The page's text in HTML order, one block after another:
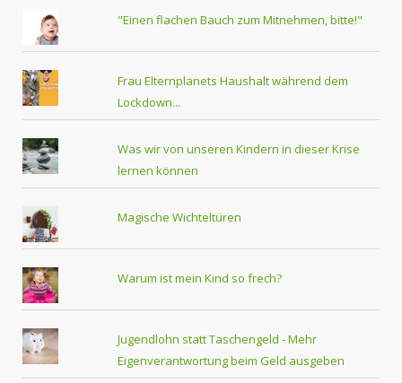
"Einen flachen Bauch zum Mitnehmen, bitte!"
Frau Elternplanets Haushalt während dem
Lockdown...
Was wir von unseren Kindern in dieser Krise
lernen können
Magische Wichteltüren
Warum ist mein Kind so frech?
Jugendlohn statt Taschengeld - Mehr
Eigenverantwortung beim Geld ausgeben